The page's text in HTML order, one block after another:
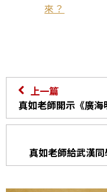
來？
上一篇
真如老師開示《廣海
真如老師給武漢同